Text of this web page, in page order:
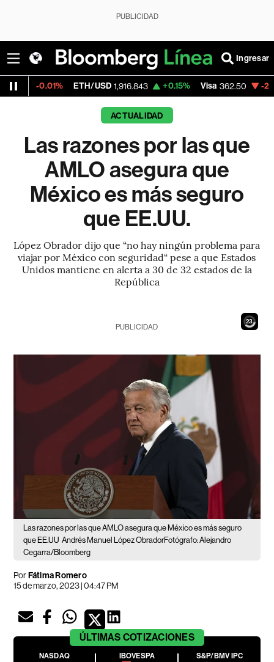
PUBLICIDAD
Ingresar
ETH/USD 1,916.843 +0.15% Visa 362.50 -2.15%
ACTUALIDAD
Las razones por las que
AMLO asegura que
México es más seguro
que EE.UU.
López Obrador dijo que “no hay ningún problema para
viajar por México con seguridad“ pese a que Estados
Unidos mantiene en alerta a 30 de 32 estados de la
República
21
PUBLICIDAD
Las razones por las que AMLO asegura que México es más seguro
que EE.UU Andrés Manuel López ObradorFotógrafo: Alejandro
Cegarra/Bloomberg
PorFátima Romero
15 de marzo, 2023 | 04:47 PM
ÚLTIMAS COTIZACIONES
NASDAQ
IBOVESPA
S&P/BMV IPC